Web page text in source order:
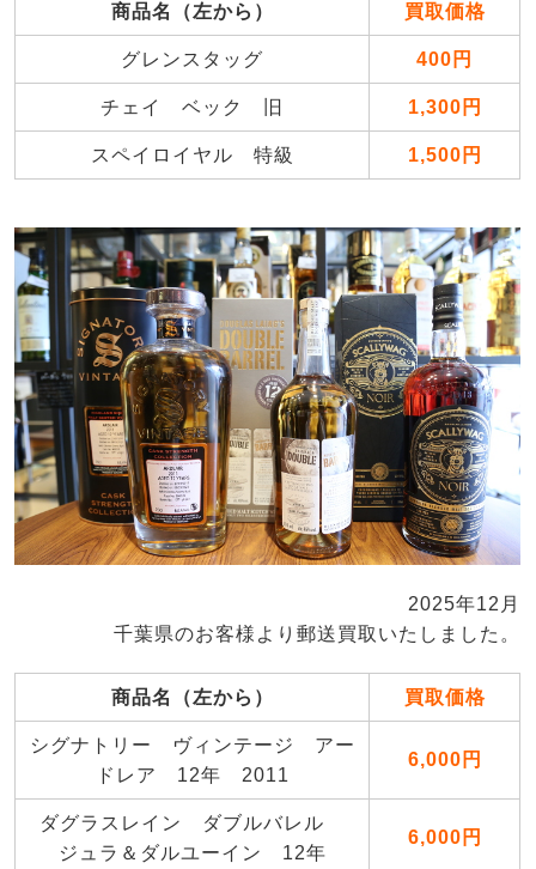
商品名（左から） 買取価格
グレンスタッグ 400円
チェイ ベック 旧 1,300円
スペイロイヤル 特級 1,500円
2025年12月
千葉県のお客様より郵送買取いたしました。
商品名（左から） 買取価格
シグナトリー ヴィンテージ アー
ドレア 12年 2011
6,000円
ダグラスレイン ダブルバレル
ジュラ＆ダルユーイン 12年
6,000円